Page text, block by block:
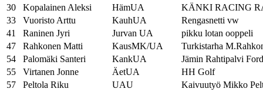
30
Kopalainen Aleksi HämUA
KÄNKI RACING
33
Vuoristo Arttu KauhUA
Rengasnetti vw
41
Raninen Jyri Jurvan UA
pikku lotan ooppeli
47
Rahkonen Matti KausMK/UA
Turkistarha
54
Palomäki Santeri KankUA
Jämin Rahtipalvi Ford
55
Virtanen Jonne ÄetUA
HH Golf
57
Peltola Riku UAU
Kaivuutyö Mikko